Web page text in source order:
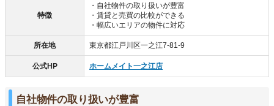
特徴
・自社物件の取り扱いが豊富
・賃貸と売買の比較ができる
・幅広いエリアの物件に対応
所在地 東京都江戸川区一之江7-81-9
公式HP ホームメイト一之江店
自社物件の取り扱いが豊富